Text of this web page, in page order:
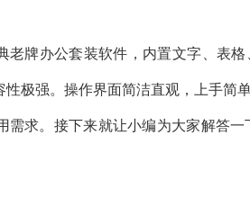
老牌办公套装软件，内置文字、表
极强。操作界面简洁直观，上手简
需求。接下来就让小编为大家解答